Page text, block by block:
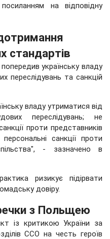
на відповідну
стандартів
українську владу
переслідувань та санкцій
владу утриматися від
переслідувань; не
проти представників
санкції проти
- зазначено в
ризикує підірвати
довіру.
з Польщею
із критикою України за
ССО на честь героїв